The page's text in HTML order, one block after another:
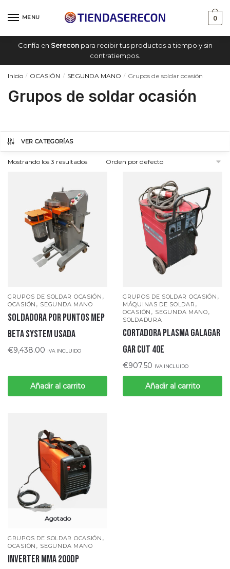
MENU 0
Confía en Sereconpara recibir tus productos a tiempo y sin
contratiempos.
Inicio / OCASIÓN / SEGUNDA MANO / Grupos de soldar ocasión
Grupos de soldar ocasión
VER CATEGORÍAS
Mostrando los 3 resultados
GRUPOS DE SOLDAR OCASIÓN ,
OCASIÓN , SEGUNDA MANO
SOLDADORA POR PUNTOS MEP
BETA SYSTEM USADA
€9,438.00 IVA INCLUIDO
Añadir al carrito
GRUPOS DE SOLDAR OCASIÓN ,
MÁQUINAS DE SOLDAR ,
OCASIÓN , SEGUNDA MANO,
SOLDADURA
CORTADORA PLASMA GALAGAR
GAR CUT 40E
€907.50 IVA INCLUIDO
Añadir al carrito
Agotado
GRUPOS DE SOLDAR OCASIÓN ,
OCASIÓN , SEGUNDA MANO
INVERTER MMA 200DP